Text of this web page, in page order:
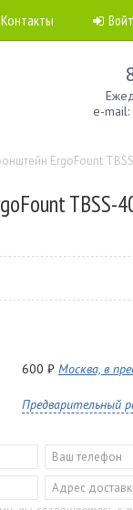
Контакты
e-mail:
ErgoFount
TBSS-
600 ₽ Москва, в
Предварительный